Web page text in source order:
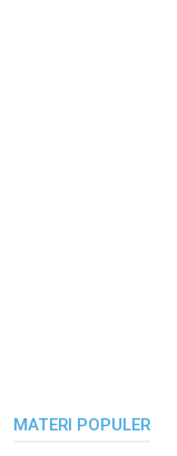
MATERI POPULER